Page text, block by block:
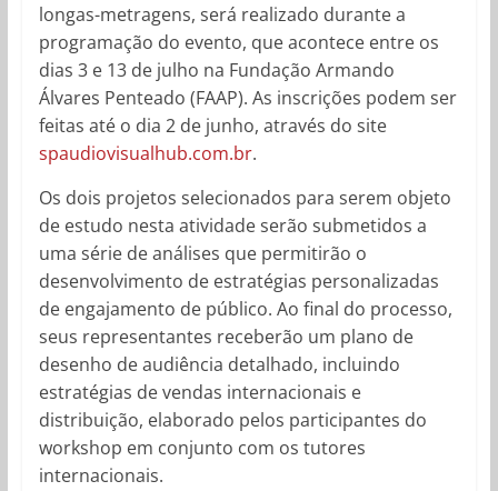
longas-metragens, será realizado durante a
programação do evento, que acontece entre os
dias 3 e 13 de julho na Fundação Armando
Álvares Penteado (FAAP). As inscrições podem ser
feitas até o dia 2 de junho, através do site
spaudiovisualhub.com.br.
Os dois projetos selecionados para serem objeto
de estudo nesta atividade serão submetidos a
uma série de análises que permitirão o
desenvolvimento de estratégias personalizadas
de engajamento de público. Ao final do processo,
seus representantes receberão um plano de
desenho de audiência detalhado, incluindo
estratégias de vendas internacionais e
distribuição, elaborado pelos participantes do
workshop em conjunto com os tutores
internacionais.